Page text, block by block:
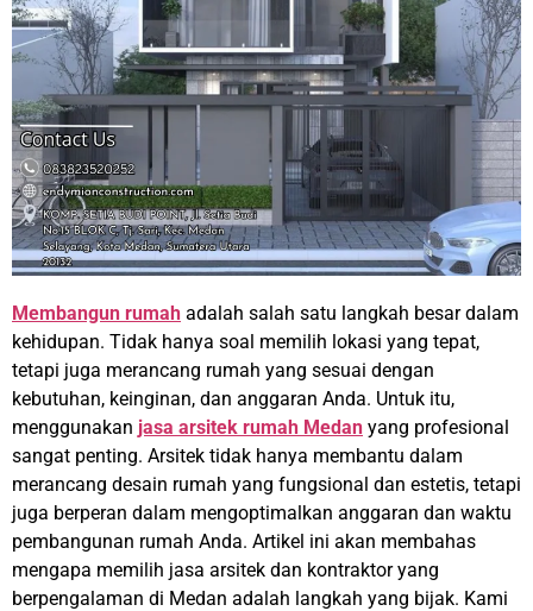
Membangun rumah adalah salah satu langkah besar dalam
kehidupan. Tidak hanya soal memilih lokasi yang tepat,
tetapi juga merancang rumah yang sesuai dengan
kebutuhan, keinginan, dan anggaran Anda. Untuk itu,
menggunakan jasa arsitek rumah Medan yang profesional
sangat penting. Arsitek tidak hanya membantu dalam
merancang desain rumah yang fungsional dan estetis, tetapi
juga berperan dalam mengoptimalkan anggaran dan waktu
pembangunan rumah Anda. Artikel ini akan membahas
mengapa memilih jasa arsitek dan kontraktor yang
berpengalaman di Medan adalah langkah yang bijak. Kami